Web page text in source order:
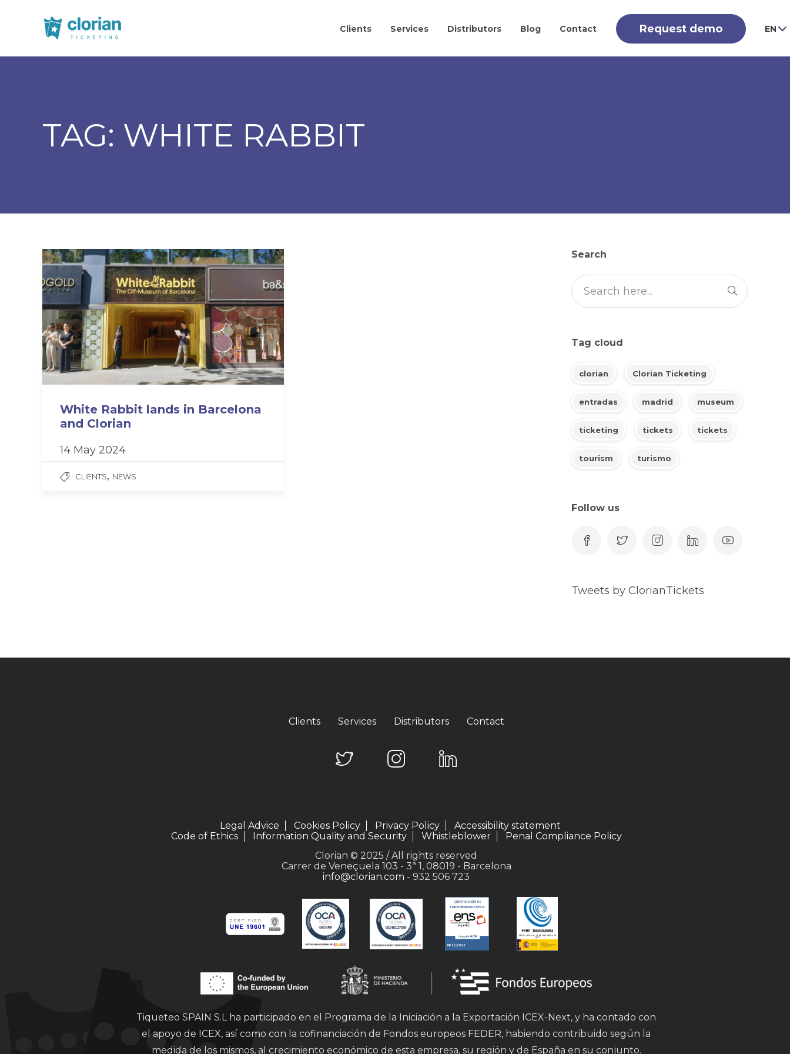
Clients Services Distributors Blog Contact Request demo EN
TAG: WHITE RABBIT
White Rabbit lands in Barcelona
and Clorian
14 May 2024
CLIENTS, NEWS
Search
Tag cloud
clorian Clorian Ticketing
entradas madrid museum
ticketing tickets tickets
tourism turismo
Follow us
Tweets by ClorianTickets
Clients Services Distributors Contact
Legal Advice Cookies Policy Privacy Policy
Accessibility statement
Code of Ethics
Information Quality and Security Whistleblower
Penal Compliance Policy
Clorian © 2025 / All rights reserved
Carrer de Veneçuela 103 - 3ª 1, 08019 - Barcelona
info@clorian.com - 932 506 723
Tiqueteo SPAIN S.L ha participado en el Programa de la Iniciación a la Exportación ICEX-Next, y ha contado con
el apoyo de ICEX, así como con la cofinanciación de Fondos europeos FEDER, habiendo contribuido según la
medida de los mismos, al crecimiento económico de esta empresa, su región y de España en su conjunto.